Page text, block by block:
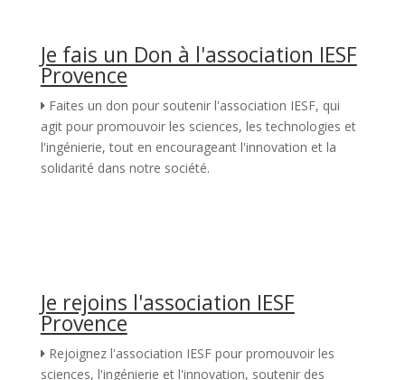
Je fais un Don à l'association IESF
Provence
Faites un don pour soutenir l'association IESF, qui
agit pour promouvoir les sciences, les technologies et
l'ingénierie, tout en encourageant l'innovation et la
solidarité dans notre société.
Je rejoins l'association IESF
Provence
Rejoignez l'association IESF pour promouvoir les
sciences, l'ingénierie et l'innovation, soutenir des